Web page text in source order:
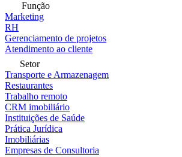
Função
Marketing
RH
Gerenciamento de projetos
Atendimento ao cliente
Setor
Transporte e Armazenagem
Restaurantes
Trabalho remoto
CRM imobiliário
Instituições de Saúde
Prática Jurídica
Imobiliárias
Empresas de Consultoria